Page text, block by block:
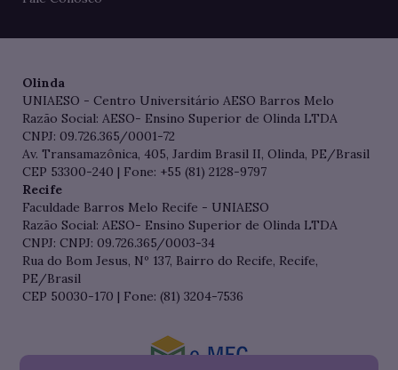
Olinda
UNIAESO - Centro Universitário AESO Barros Melo
Razão Social: AESO- Ensino Superior de Olinda LTDA
CNPJ: 09.726.365/0001-72
Av. Transamazônica, 405, Jardim Brasil II, Olinda, PE/Brasil
CEP 53300-240 | Fone: +55 (81) 2128-9797
Recife
Faculdade Barros Melo Recife - UNIAESO
Razão Social: AESO- Ensino Superior de Olinda LTDA
CNPJ: CNPJ: 09.726.365/0003-34
Rua do Bom Jesus, Nº 137, Bairro do Recife, Recife,
PE/Brasil
CEP 50030-170 | Fone: (81) 3204-7536